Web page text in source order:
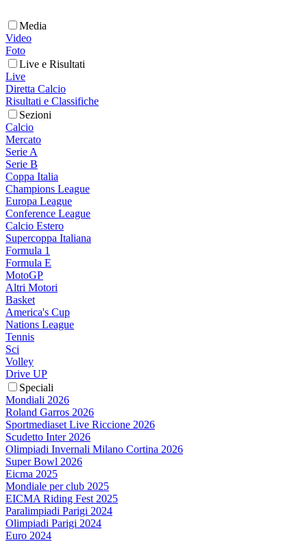
Media
Video
Foto
Live e Risultati
Live
Diretta Calcio
Risultati e Classifiche
Sezioni
Calcio
Mercato
Serie A
Serie B
Coppa Italia
Champions League
Europa League
Conference League
Calcio Estero
Supercoppa Italiana
Formula 1
Formula E
MotoGP
Altri Motori
Basket
America's Cup
Nations League
Tennis
Sci
Volley
Drive UP
Speciali
Mondiali 2026
Roland Garros 2026
Sportmediaset Live Riccione 2026
Scudetto Inter 2026
Olimpiadi Invernali Milano Cortina 2026
Super Bowl 2026
Eicma 2025
Mondiale per club 2025
EICMA Riding Fest 2025
Paralimpiadi Parigi 2024
Olimpiadi Parigi 2024
Euro 2024